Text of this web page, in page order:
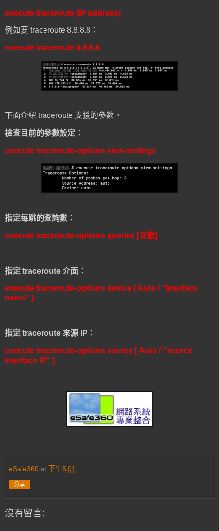
execute traceroute [IP address]
例如要 traceroute 8.8.8.8：
execute traceroute 8.8.8.8
下面介紹 traceroute 支援的參數。
檢查目前的參數設定：
execute traceroute-options view-settings
指定每跳的查詢數：
execute traceroute-options queries [次數]
指定 traceroute 介面：
execute traceroute-options device [ Auto / "Interface
name" ]
指定 traceroute 來源 IP：
execute traceroute-options source [ Auto / "source
interface IP" ]
eSafe360 at 下午5:01
分享
沒有留言: